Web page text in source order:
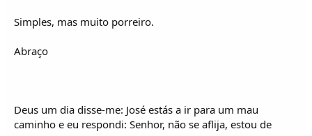
Simples, mas muito porreiro.
Abraço
Deus um dia disse-me: José estás a ir para um mau
caminho e eu respondi: Senhor, não se aflija, estou de